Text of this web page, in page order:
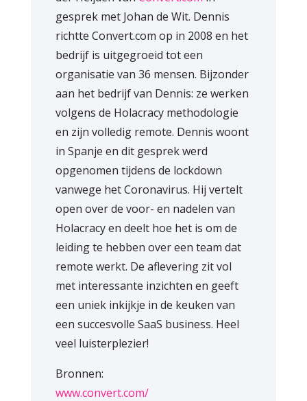
gesprek met Johan de Wit. Dennis
richtte Convert.com op in 2008 en het
bedrijf is uitgegroeid tot een
organisatie van 36 mensen. Bijzonder
aan het bedrijf van Dennis: ze werken
volgens de Holacracy methodologie
en zijn volledig remote. Dennis woont
in Spanje en dit gesprek werd
opgenomen tijdens de lockdown
vanwege het Coronavirus. Hij vertelt
open over de voor- en nadelen van
Holacracy en deelt hoe het is om de
leiding te hebben over een team dat
remote werkt. De aflevering zit vol
met interessante inzichten en geeft
een uniek inkijkje in de keuken van
een succesvolle SaaS business. Heel
veel luisterplezier!
Bronnen:
www.convert.com/